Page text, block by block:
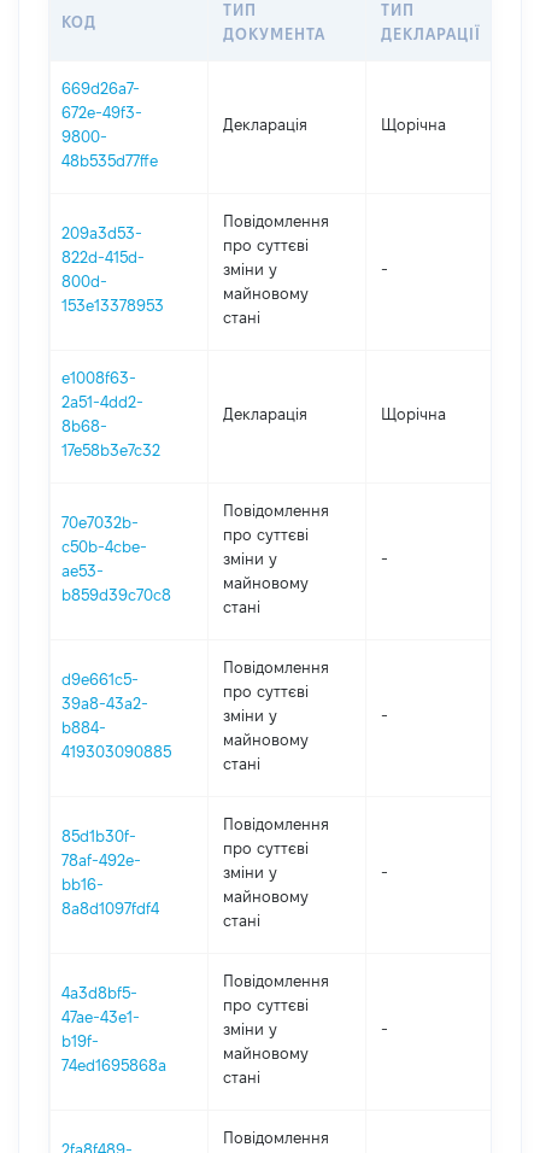
КОД
ТИП
ДОКУМЕНТА
ТИП
ДЕКЛАРАЦІЇ
669d26a7-
672e-49f3-
9800-
48b535d77ffe
Декларація Щорічна
209a3d53-
822d-415d-
800d-
153e13378953
Повідомлення
про суттєві
зміни y
майновому
стані
-
e1008f63-
2a51-4dd2-
8b68-
17e58b3e7c32
Декларація Щорічна
70e7032b-
c50b-4cbe-
ae53-
b859d39c70c8
Повідомлення
про суттєві
зміни y
майновому
стані
-
d9e661c5-
39a8-43a2-
b884-
419303090885
Повідомлення
про суттєві
зміни y
майновому
стані
-
85d1b30f-
78af-492e-
bb16-
8a8d1097fdf4
Повідомлення
про суттєві
зміни y
майновому
стані
-
4a3d8bf5-
47ae-43e1-
b19f-
74ed1695868a
Повідомлення
про суттєві
зміни y
майновому
стані
-
2fa8f489-
Повідомлення